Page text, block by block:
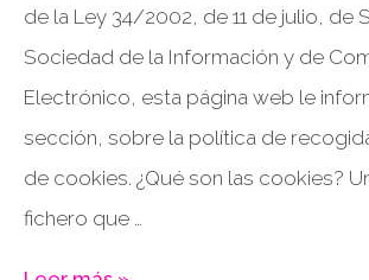
de la Ley 34/2002, de 11 de julio, de
Sociedad de la Información y de
Electrónico, esta página web le
sección, sobre la política de
de cookies. ¿Qué son las cookies?
fichero que …